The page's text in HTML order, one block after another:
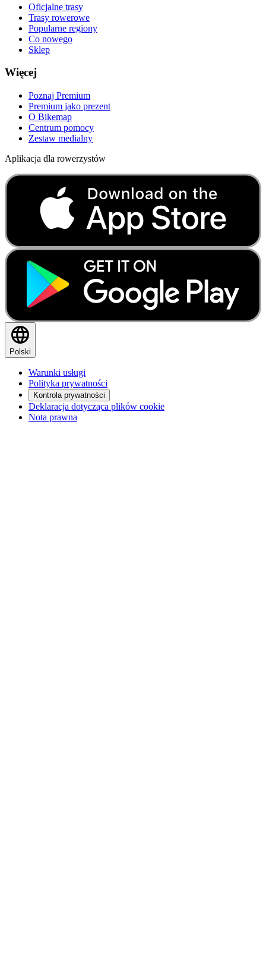
Oficjalne trasy
Trasy rowerowe
Popularne regiony
Co nowego
Sklep
Więcej
Poznaj Premium
Premium jako prezent
O Bikemap
Centrum pomocy
Zestaw medialny
Aplikacja dla rowerzystów
Polski
Warunki usługi
Polityka prywatności
Kontrola prywatności
Deklaracja dotycząca plików cookie
Nota prawna